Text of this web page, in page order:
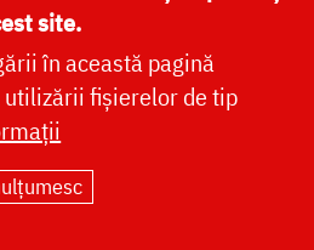
site.
în această pagină
fișierelor de tip